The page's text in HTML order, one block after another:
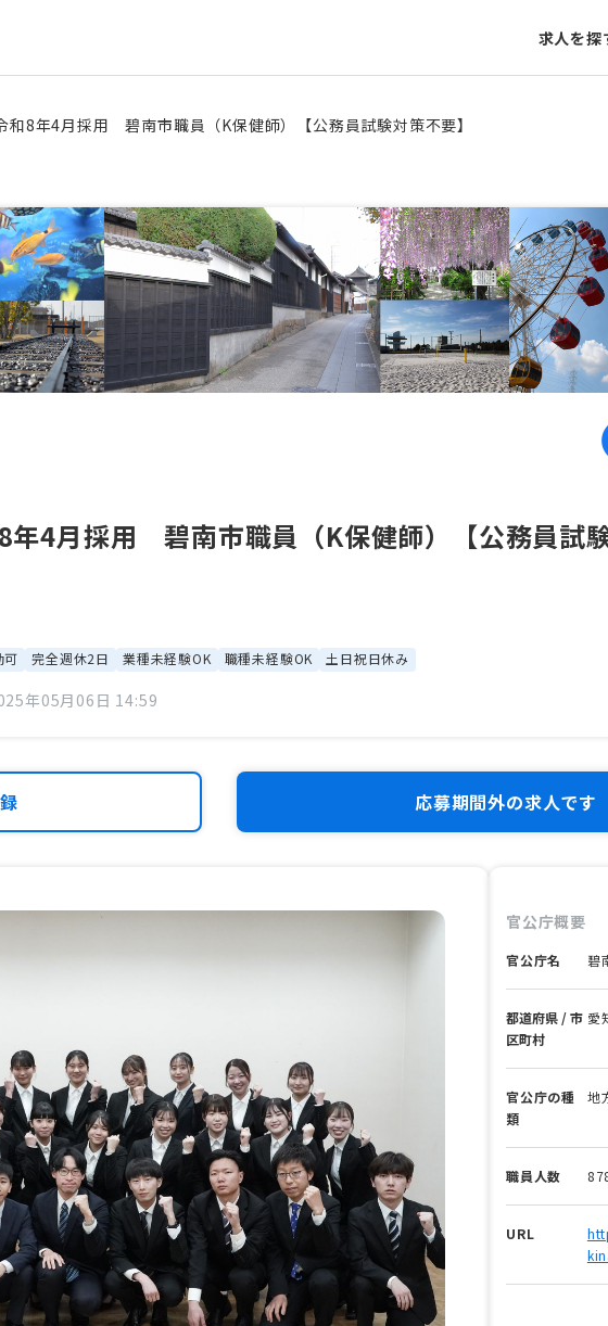
求人を探
和8年4月採用 碧南市職員（K保健師）【公務員試験対策不要】
年4月採用 碧南市職員（K保健師）【公務員試
可 完全週休2日 業種未経験OK 職種未経験OK 土日祝日休み
年05月06日 14:59
応募期間外の求人です
官公庁概要
官公庁名 碧
都道府県 / 市
区町村
愛
官公庁の種
類
地
職員人数
URL